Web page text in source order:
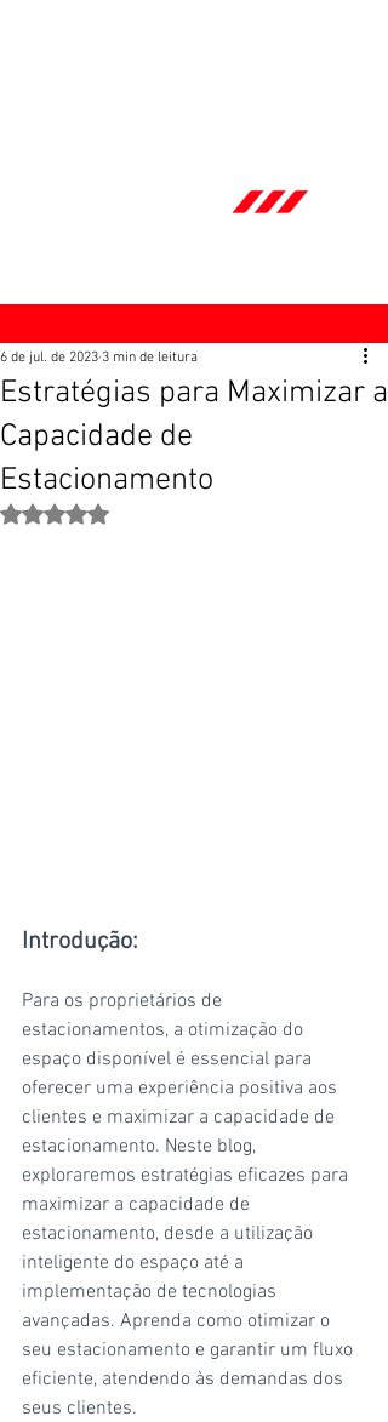
Estratégias para Maximizar a
Capacidade de
Estacionamento
6 de jul. de 2023 3 min de leitura
Avaliado com NaN de 5 estrelas.
Introdução:
Para os proprietários de
estacionamentos, a otimização do
espaço disponível é essencial para
oferecer uma experiência positiva aos
clientes e maximizar a capacidade de
estacionamento. Neste blog,
exploraremos estratégias eficazes para
maximizar a capacidade de
estacionamento, desde a utilização
inteligente do espaço até a
implementação de tecnologias
avançadas. Aprenda como otimizar o
seu estacionamento e garantir um fluxo
eficiente, atendendo às demandas dos
seus clientes.